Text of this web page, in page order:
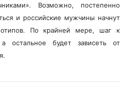
Возможно, постепенно
и российские мужчины начнут
По крайней мере, шаг к
остальное будет зависеть от